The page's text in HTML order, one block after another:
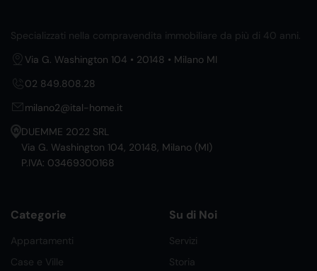
Specializzati nella compravendita immobiliare da più di 40 anni.
Via G. Washington 104 • 20148 • Milano MI
02 849.808.28
milano2@ital-home.it
DUEMME 2022 SRL
Via G. Washington 104, 20148, Milano (MI)
P.IVA: 03469300168
Categorie
Appartamenti
Case e Ville
Su di Noi
Servizi
Storia